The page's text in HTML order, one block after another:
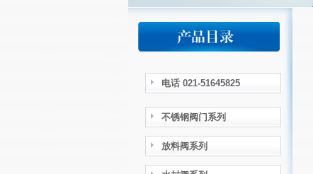
电话 021-51645825
不锈钢阀门系列
放料阀系列